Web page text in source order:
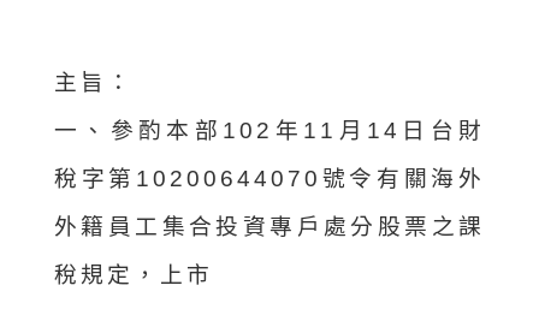
主旨：
一、參酌本部102年11月14日台財
稅字第10200644070號令有關海外
外籍員工集合投資專戶處分股票之課
稅規定，上市